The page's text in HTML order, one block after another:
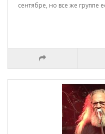
сентябре, но все же группе